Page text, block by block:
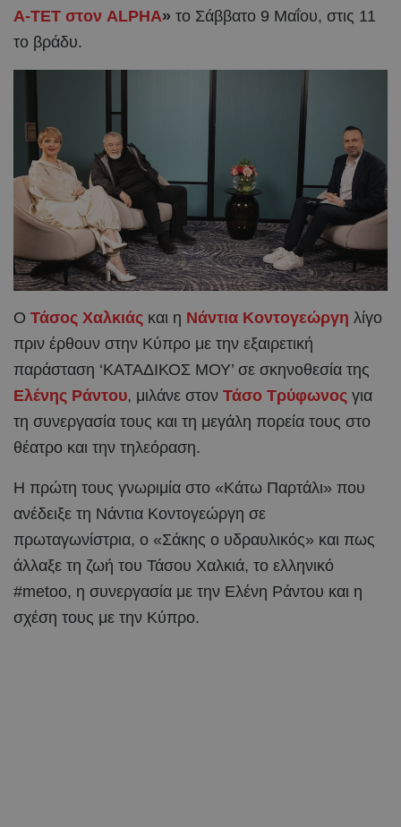
Α-ΤΕΤ στον ALPHA» το Σάββατο 9 Μαΐου, στις 11
το βράδυ.
Ο Τάσος Χαλκιάς και η Νάντια Κοντογεώργη λίγο
πριν έρθουν στην Κύπρο με την εξαιρετική
παράσταση ‘ΚΑΤΑΔΙΚΟΣ ΜΟΥ’ σε σκηνοθεσία της
Ελένης Ράντου, μιλάνε στον Τάσο Τρύφωνος για
τη συνεργασία τους και τη μεγάλη πορεία τους στο
θέατρο και την τηλεόραση.
Η πρώτη τους γνωριμία στο «Κάτω Παρτάλι» που
ανέδειξε τη Νάντια Κοντογεώργη σε
πρωταγωνίστρια, ο «Σάκης ο υδραυλικός» και πως
άλλαξε τη ζωή του Τάσου Χαλκιά, το ελληνικό
#metoo, η συνεργασία με την Ελένη Ράντου και η
σχέση τους με την Κύπρο.